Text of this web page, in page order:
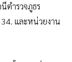
ตำรวจภูธร
34. และหน่วยงาน